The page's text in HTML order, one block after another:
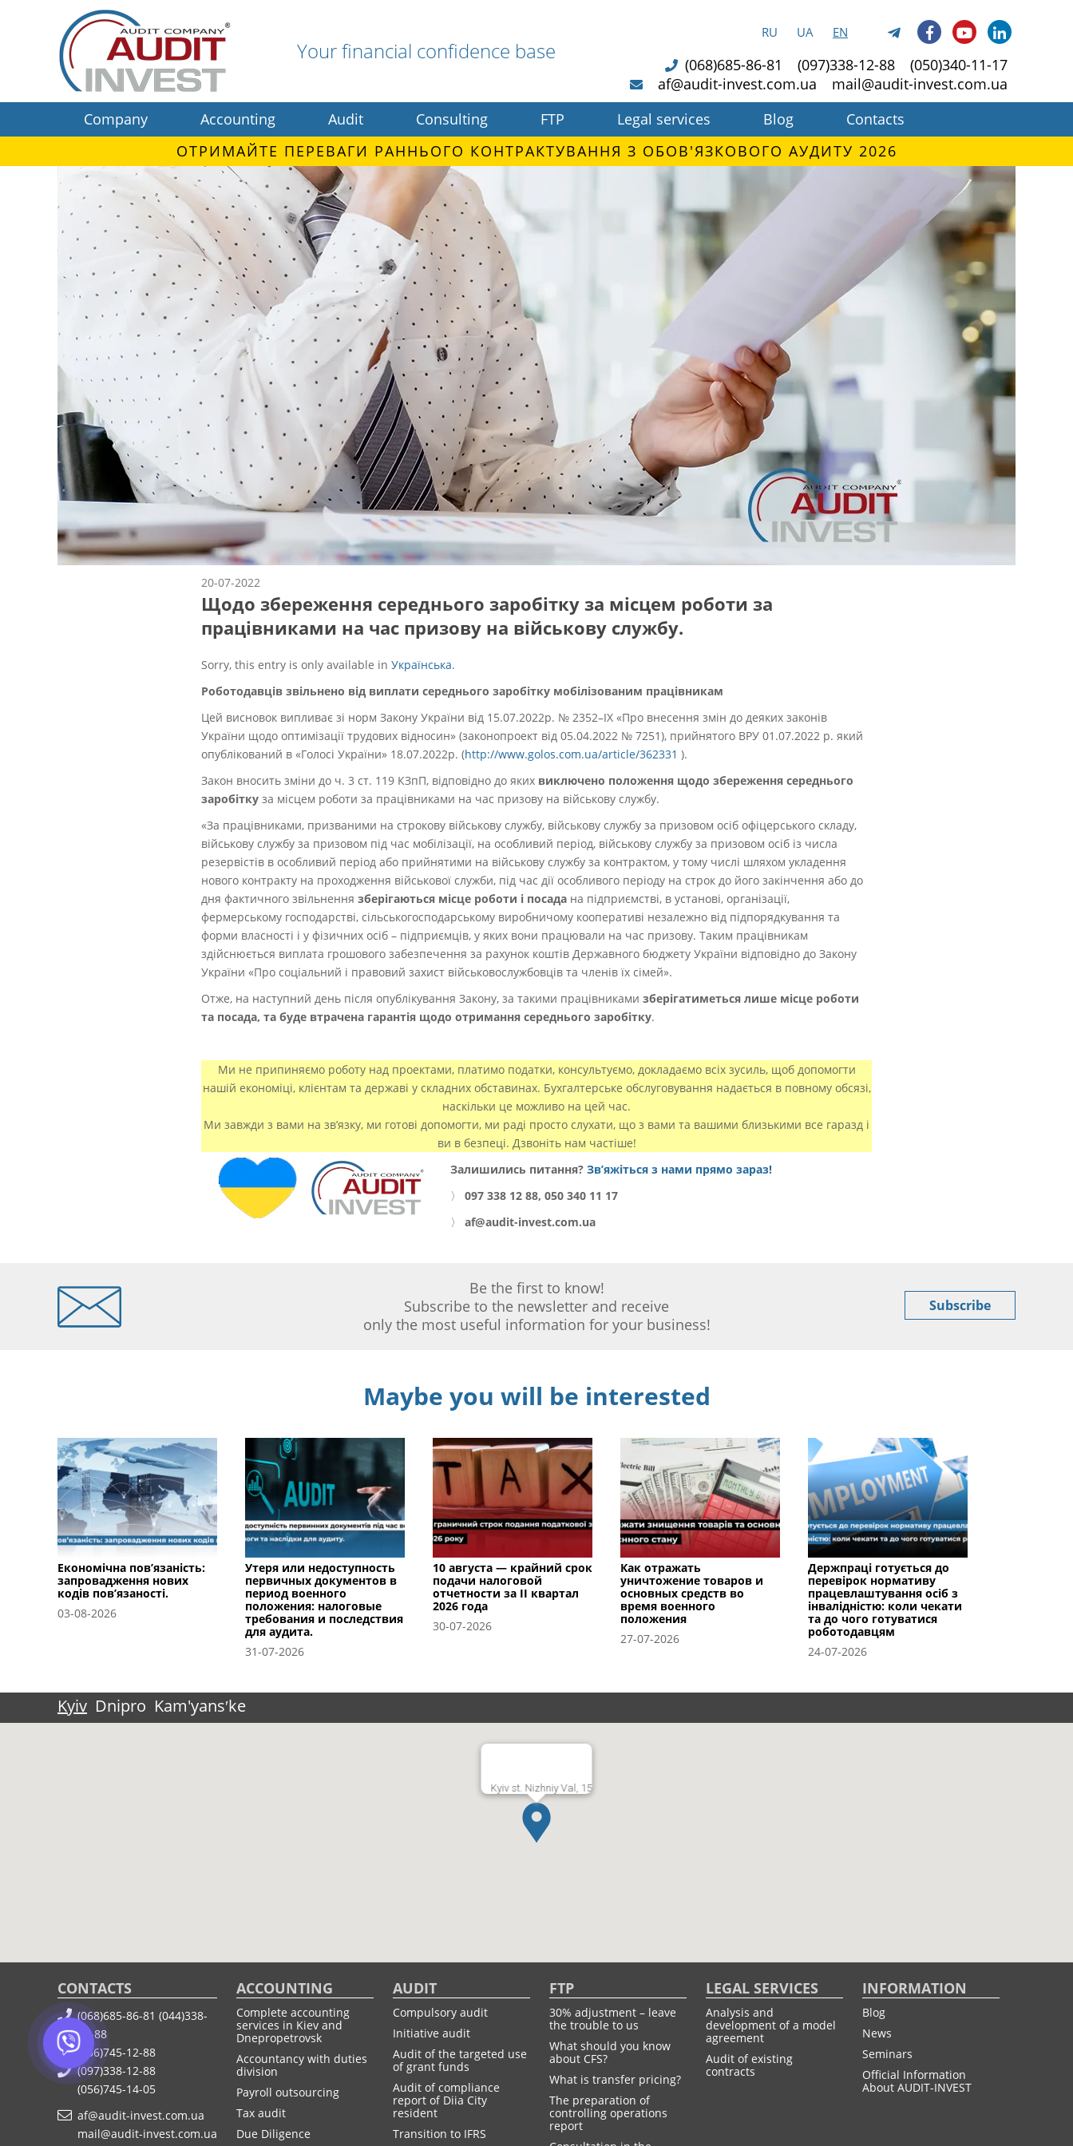
Your financial confidence base
RU UA EN
(068)685-86-81 (097)338-12-88
(050)340-11-17
af@audit-invest.com.ua
mail@audit-invest.com.ua
Company
Accounting Audit Consulting FTP Legal services Blog
Contacts
ОТРИМАЙТЕ ПЕРЕВАГИ РАННЬОГО КОНТРАКТУВАННЯ З ОБОВ'ЯЗКОВОГО АУДИТУ 2026
20-07-2022
Щодо збереження середнього заробітку за місцем роботи за
працівниками на час призову на військову службу.
Sorry, this entry is only available in Українська.
Роботодавців звільнено від виплати середнього заробітку мобілізованим працівникам
Цей висновок випливає зі норм Закону України від 15.07.2022р. № 2352–IX «Про внесення змін до деяких законів
України щодо оптимізації трудових відносин» (законопроект від 05.04.2022 № 7251), прийнятого ВРУ 01.07.2022 р. який
опублікований в «Голосі України» 18.07.2022р. (http://www.golos.com.ua/article/362331 ).
Закон вносить зміни до ч. 3 ст. 119 КЗпП, відповідно до яких виключено положення щодо збереження середнього
заробітку за місцем роботи за працівниками на час призову на військову службу.
«За працівниками, призваними на строкову військову службу, військову службу за призовом осіб офіцерського складу,
військову службу за призовом під час мобілізації, на особливий період, військову службу за призовом осіб із числа
резервістів в особливий період або прийнятими на військову службу за контрактом, у тому числі шляхом укладення
нового контракту на проходження військової служби, під час дії особливого періоду на строк до його закінчення або до
дня фактичного звільнення зберігаються місце роботи і посада на підприємстві, в установі, організації,
фермерському господарстві, сільськогосподарському виробничому кооперативі незалежно від підпорядкування та
форми власності і у фізичних осіб – підприємців, у яких вони працювали на час призову. Таким працівникам
здійснюється виплата грошового забезпечення за рахунок коштів Державного бюджету України відповідно до Закону
України «Про соціальний і правовий захист військовослужбовців та членів їх сімей».
Отже, на наступний день після опублікування Закону, за такими працівниками зберігатиметься лише місце роботи
та посада, та буде втрачена гарантія щодо отримання середнього заробітку.
Ми не припиняємо роботу над проектами, платимо податки, консультуємо, докладаємо всіх зусиль, щоб допомогти
нашій економіці, клієнтам та державі у складних обставинах. Бухгалтерське обслуговування надається в повному обсязі,
наскільки це можливо на цей час.
Ми завжди з вами на зв’язку, ми готові допомогти, ми раді просто слухати, що з вами та вашими близькими все гаразд і
ви в безпеці. Дзвоніть нам частіше!
Залишились питання? Зв’яжіться з нами прямо зараз!
〉
097 338 12 88, 050 340 11 17
〉
af@audit-invest.com.ua
Be the first to know!
Subscribe to the newsletter and receive
only the most useful information for your business!
Subscribe
Maybe you will be interested
Економічна пов’язаність:
запровадження нових
кодів пов’язаності.
03-08-2026
Утеря или недоступность
первичных документов в
период военного
положения: налоговые
требования и последствия
для аудита.
31-07-2026
10 августа — крайний срок
подачи налоговой
отчетности за II квартал
2026 года
30-07-2026
Как отражать
уничтожение товаров и
основных средств во
время военного
положения
27-07-2026
Держпраці готується до
перевірок нормативу
працевлаштування осіб з
інвалідністю: коли чекати
та до чого готуватися
роботодавцям
24-07-2026
Kyiv Dnipro Kam'yansʹke
Kyiv st. Nizhniy Val, 15
CONTACTS
(068)685-86-81 (044)338-
12-88
(056)745-12-88
(097)338-12-88
(056)745-14-05
af@audit-invest.com.ua
mail@audit-invest.com.ua
ACCOUNTING
Complete accounting
services in Kiev and
Dnepropetrovsk
Accountancy with duties
division
Payroll outsourcing
Tax audit
Due Diligence
AUDIT
Compulsory audit
Initiative audit
Audit of the targeted use
of grant funds
Audit of compliance
report of Diia City
resident
Transition to IFRS
FTP
30% adjustment – leave
the trouble to us
What should you know
about CFS?
What is transfer pricing?
The preparation of
controlling operations
report
LEGAL SERVICES
Analysis and
development of a model
agreement
Audit of existing
contracts
INFORMATION
Blog
News
Seminars
Official Information
About AUDIT-INVEST